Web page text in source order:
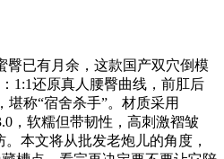
臀已有月余，这款国产双穴倒模
1:1还原真人腰臀曲线，前肛后
堪称“宿舍杀手”。材质采用
，软糯但带韧性，高刺激褶皱
本文将从批发老炮儿的角度，